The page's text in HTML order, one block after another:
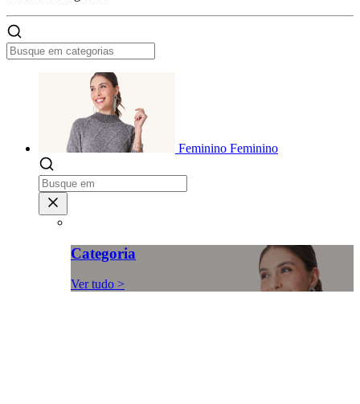
Feminino Feminino
Categoria
Ver tudo >